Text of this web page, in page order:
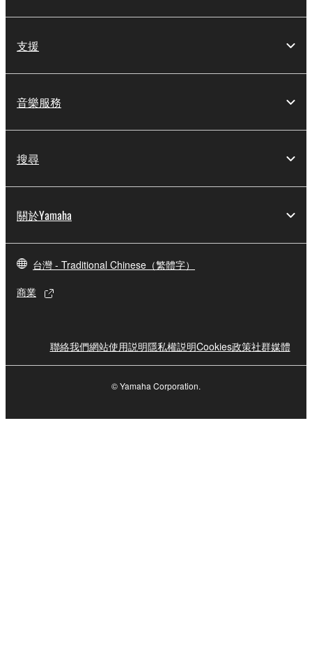
支援
音樂服務
搜尋
關於Yamaha
台灣 - Traditional Chinese（繁體字）
商業
聯絡我們網站使用説明隱私權説明Cookies政策社群媒體
© Yamaha Corporation.